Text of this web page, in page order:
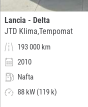
Lancia - Delta
JTD Klima,Tempomat
193 000 km
2010
Nafta
88 kW (119 k)